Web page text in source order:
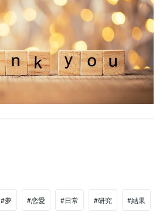
#夢 #恋愛 #日常 #研究 #結果